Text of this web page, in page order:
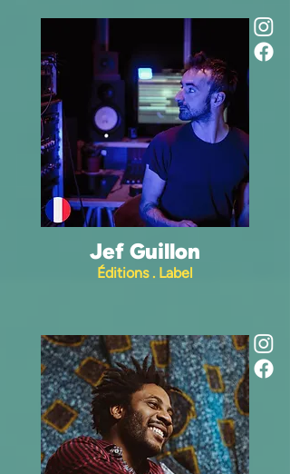
Jef Guillon
Éditions . Label